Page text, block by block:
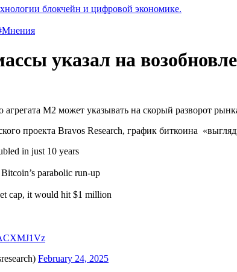
блокчейн и цифровой экономике.
указал на
M2 может указывать на скорый разворот
проекта Bravos Research, график биткоина
in just 10 years
parabolic run-up
cap, it would hit $1 million
February 24, 2025